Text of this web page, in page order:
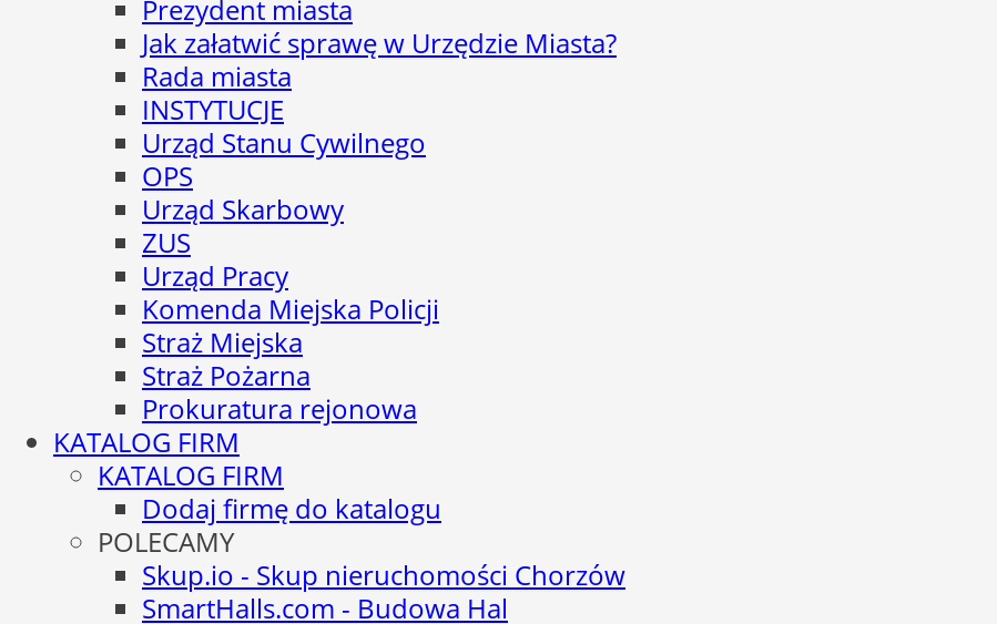
Prezydent miasta
Jak załatwić sprawę w Urzędzie Miasta?
Rada miasta
INSTYTUCJE
Urząd Stanu Cywilnego
OPS
Urząd Skarbowy
ZUS
Urząd Pracy
Komenda Miejska Policji
Straż Miejska
Straż Pożarna
Prokuratura rejonowa
KATALOG FIRM
KATALOG FIRM
Dodaj firmę do katalogu
POLECAMY
Skup.io - Skup nieruchomości Chorzów
SmartHalls.com - Budowa Hal